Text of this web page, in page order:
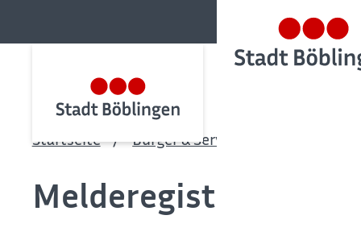
Startseite Bürger & Service
Melderegister -